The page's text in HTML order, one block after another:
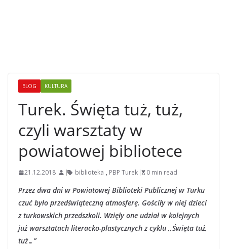
BLOG KULTURA
Turek. Święta tuż, tuż,
czyli warsztaty w
powiatowej bibliotece
21.12.2018 biblioteka , PBP Turek 0 min read
Przez dwa dni w Powiatowej Biblioteki Publicznej w Turku
czuć było przedświąteczną atmosferę. Gościły w niej dzieci
z turkowskich przedszkoli. Wzięły one udział w kolejnych
już warsztatach literacko-plastycznych z cyklu ,,Święta tuż,
tuż…”